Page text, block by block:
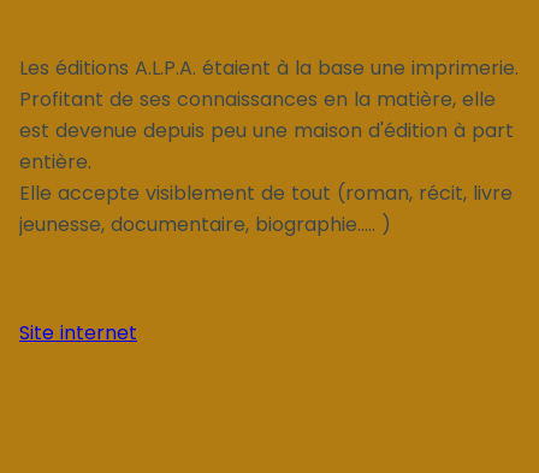
Les éditions A.L.P.A. étaient à la base une imprimerie.
Profitant de ses connaissances en la matière, elle
est devenue depuis peu une maison d'édition à part
entière.
Elle accepte visiblement de tout (roman, récit, livre
jeunesse, documentaire, biographie..... )
Site internet